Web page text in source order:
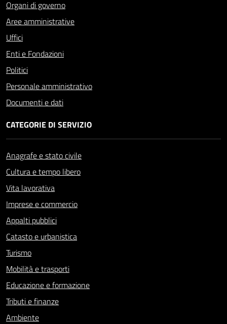
Organi di governo
Aree amministrative
Uffici
Enti e Fondazioni
Politici
Personale amministrativo
Documenti e dati
CATEGORIE DI SERVIZIO
Anagrafe e stato civile
Cultura e tempo libero
Vita lavorativa
Imprese e commercio
Appalti pubblici
Catasto e urbanistica
Turismo
Mobilità e trasporti
Educazione e formazione
Tributi e finanze
Ambiente